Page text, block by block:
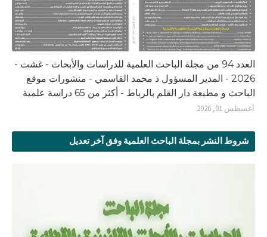
العدد 94 من مجلة الباحث العلمية للدراسات والأبحاث - غشت -
2026 - المدير المسؤول ذ محمد القاسمي - منشورات موقع
الباحث و مطبعة دار القلم بالرباط - أكثر من 65 دراسة علمية
أغسطس 01, 2026
شروط النشر بمجلة الباحث العلمية وفق آخر تعديل